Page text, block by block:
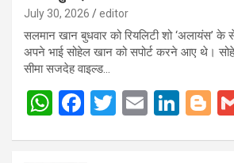
July 30, 2026 editor
सलमान खान बुधवार को रियलिटी शो ‘अलायंस’ के
अपने भाई सोहेल खान को सपोर्ट करने आए थे।
सीमा सजदेह वाइल्ड…
W F
T
E
Li
Bl